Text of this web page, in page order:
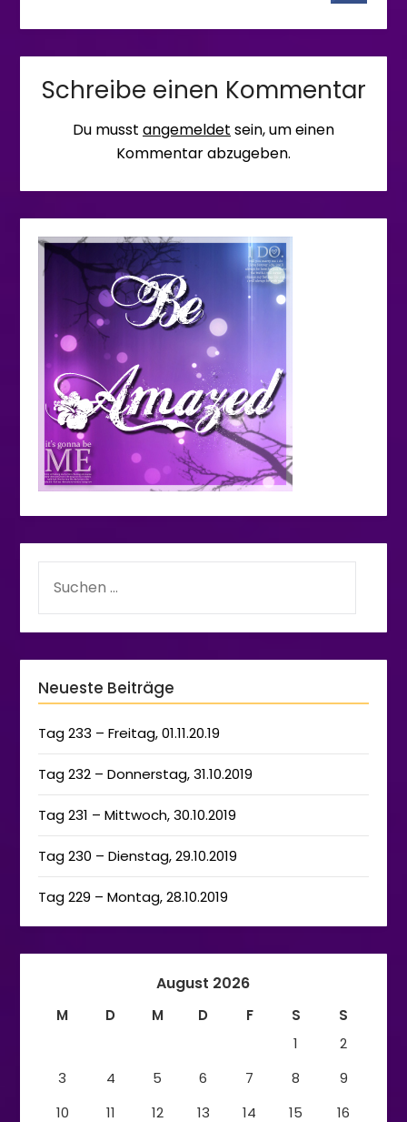
Schreibe einen Kommentar
Du musst angemeldet sein, um einen
Kommentar abzugeben.
Neueste Beiträge
Tag 233 – Freitag, 01.11.20.19
Tag 232 – Donnerstag, 31.10.2019
Tag 231 – Mittwoch, 30.10.2019
Tag 230 – Dienstag, 29.10.2019
Tag 229 – Montag, 28.10.2019
August 2026
M D M D F S
S
1
2
3
4 5 6 7 8
9
10
11 12 13 14 15 16